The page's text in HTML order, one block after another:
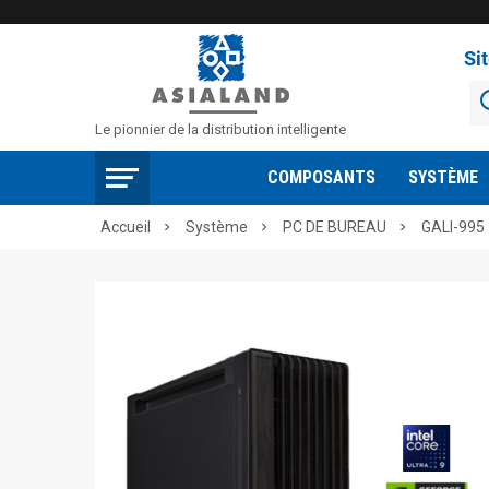
Le pionnier de la distribution intelligente
COMPOSANTS SYSTÈME
Accueil  Système  PC DE BUREAU  GALI-995